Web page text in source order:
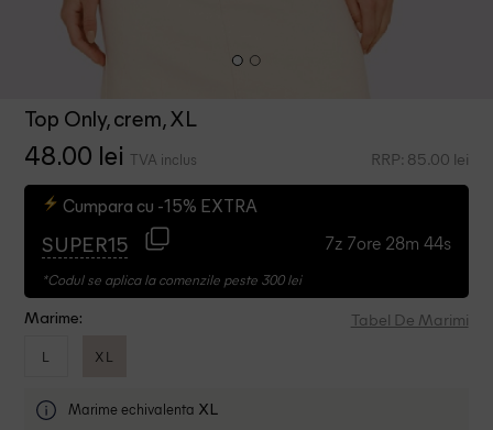
Top Only, crem, XL
48.00 lei TVA inclus RRP: 85.00 lei
Cumpara cu -15% EXTRA
SUPER15 7z 7ore 28m 43s
*Codul se aplica la comenzile peste 300 lei
Marime: Tabel De Marimi
L XL
Marime echivalenta XL